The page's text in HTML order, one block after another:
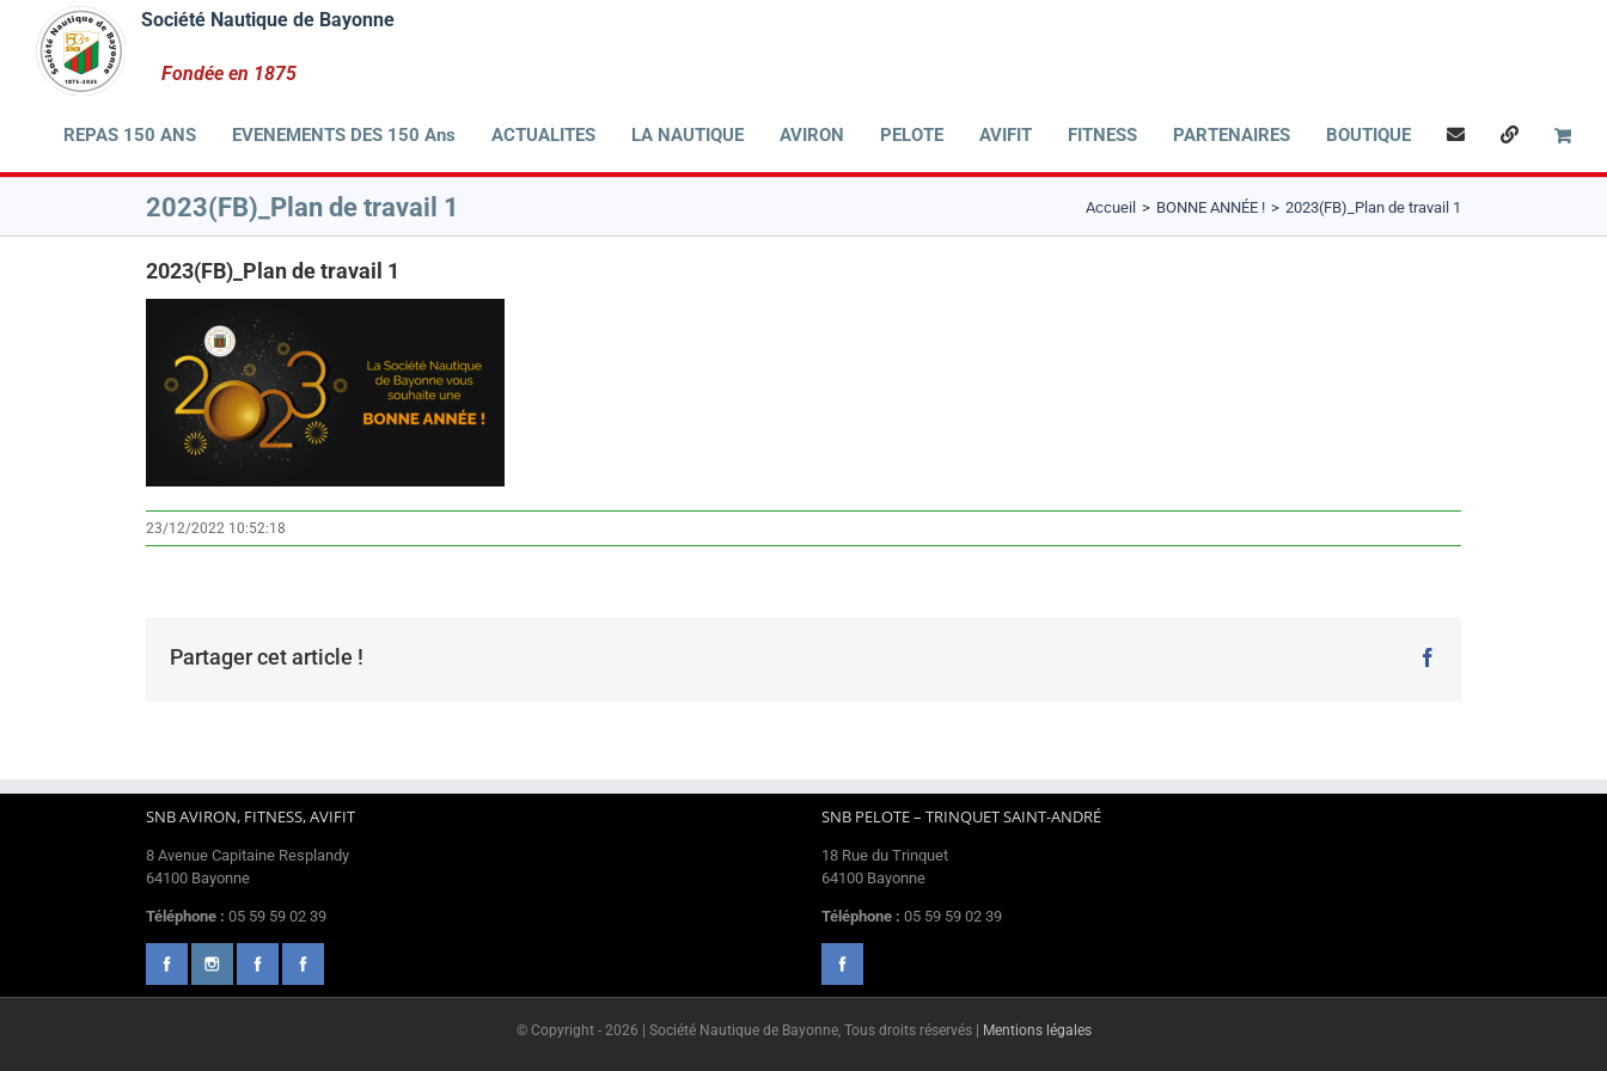
contenu
REPAS 150 ANS EVENEMENTS DES 150 Ans ACTUALITES LA NAUTIQUE AVIRON PELOTE AVIFIT FITNESS PARTENAIRES BOUTIQUE
2023(FB)_Plan de travail 1 Accueil BONNE ANNÉE ! 2023(FB)_Plan de travail 1
2023(FB)_Plan de travail 1
23/12/2022 10:52:18
Partager cet article !
SNB AVIRON, FITNESS, AVIFIT
8 Avenue Capitaine Resplandy
64100 Bayonne
Téléphone : 05 59 59 02 39
SNB PELOTE – TRINQUET SAINT-ANDRÉ
18 Rue du Trinquet
64100 Bayonne
Téléphone : 05 59 59 02 39
© Copyright - 2026 | Société Nautique de Bayonne, Tous droits réservés | Mentions légales